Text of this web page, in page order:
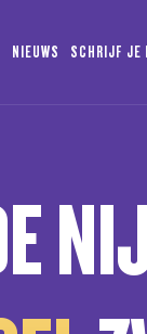
NIEUWS SCHRIJF JE